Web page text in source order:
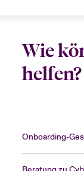
Wie
helfen?
Onboarding-